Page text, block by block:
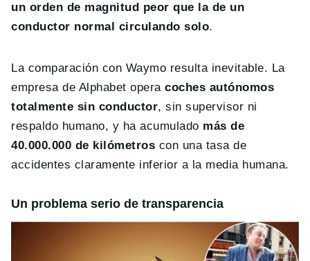
un orden de magnitud peor que la de un
conductor normal circulando solo.
La comparación con Waymo resulta inevitable. La
empresa de Alphabet operacoches autónomos
totalmente sin conductor, sin supervisor ni
respaldo humano, y ha acumulado más de
40.000.000 de kilómetros con una tasa de
accidentes claramente inferior a la media humana.
Un problema serio de transparencia